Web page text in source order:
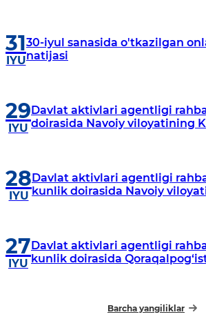
31
IYU
30-iyul sanasida o'tkazilgan
natijasi
29
IYU
Davlat aktivlari agentligi
doirasida Navoiy viloyatining
28
IYU
Davlat aktivlari agentligi
kunlik doirasida Navoiy
27
IYU
Davlat aktivlari agentligi
kunlik doirasida
Barcha yangiliklar